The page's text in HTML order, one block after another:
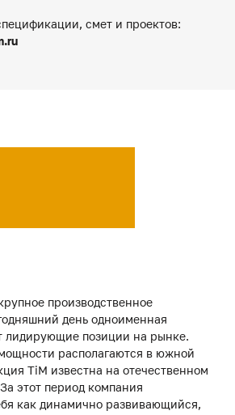
смет и проектов:
производственное
день одноименная
лидирующие позиции на рынке.
располагаются в южной
ТiM известна на отечественном
этот период компания
как динамично развивающийся,